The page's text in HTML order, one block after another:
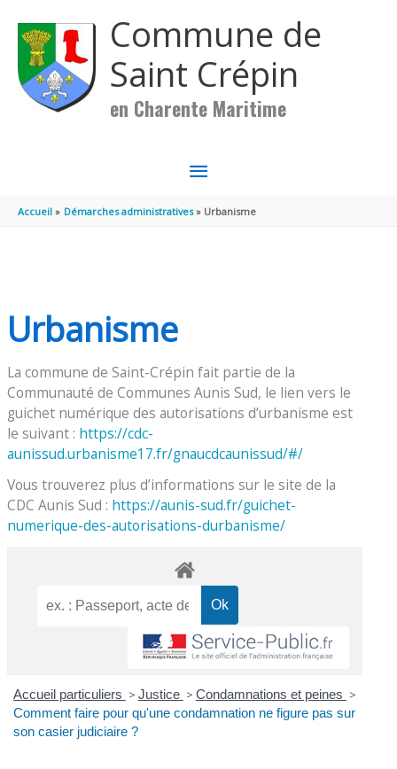
Commune de
Saint Crépin
en Charente Maritime
MENU
PRINCIPAL
Accueil Démarches administratives Urbanisme
Urbanisme
La commune de Saint-Crépin fait partie de la
Communauté de Communes Aunis Sud, le lien vers le
guichet numérique des autorisations d’urbanisme est
le suivant : https://cdc-
aunissud.urbanisme17.fr/gnaucdcaunissud/#/
Vous trouverez plus d’informations sur le site de la
CDC Aunis Sud : https://aunis-sud.fr/guichet-
numerique-des-autorisations-durbanisme/
Accueil particuliers > Justice > Condamnations et peines >
Comment faire pour qu'une condamnation ne figure pas sur
son casier judiciaire ?